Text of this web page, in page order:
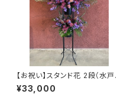
【お祝い】スタンド花 2段（水戸
市内のみお届け可）（TS3）
¥33,000